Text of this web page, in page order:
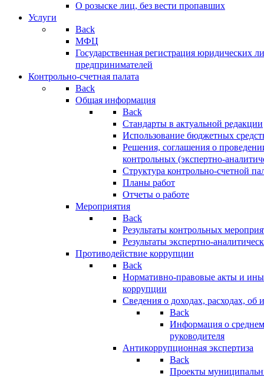
О розыске лиц, без вести пропавших
Услуги
Back
МФЦ
Государственная регистрация юридических
предпринимателей
Контрольно-счетная палата
Back
Общая информация
Back
Стандарты в актуальной редакции
Использование бюджетных
Решения, соглашения о
контрольных (экспертно-
Структура контрольно-счетной
Планы работ
Отчеты о работе
Мероприятия
Back
Результаты контрольных
Результаты экспертно-
Противодействие коррупции
Back
Нормативно-правовые акты и
коррупции
Сведения о доходах, расходах, об
Back
Информация о
руководителя
Антикоррупционная экспертиза
Back
Проекты